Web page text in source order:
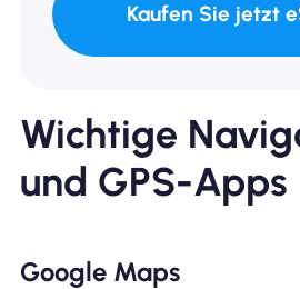
Kaufen Sie jetzt
Wichtige
und GPS-Apps
Google Maps